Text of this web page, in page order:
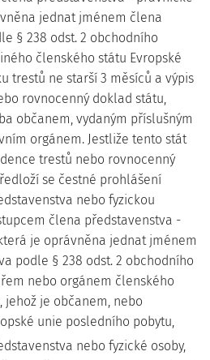
jednat jménem člena
§ 238 odst. 2 obchodního
členského státu Evropské
trestů ne starší 3 měsíců a výpis
rovnocenný doklad státu,
občanem, vydaným příslušným
orgánem. Jestliže tento stát
trestů nebo rovnocenný
se čestné prohlášení
nebo fyzickou
člena představenstva -
je oprávněna jednat jménem
podle § 238 odst. 2 obchodního
nebo orgánem členského
jehož je občanem, nebo
unie posledního pobytu,
nebo fyzické osoby,